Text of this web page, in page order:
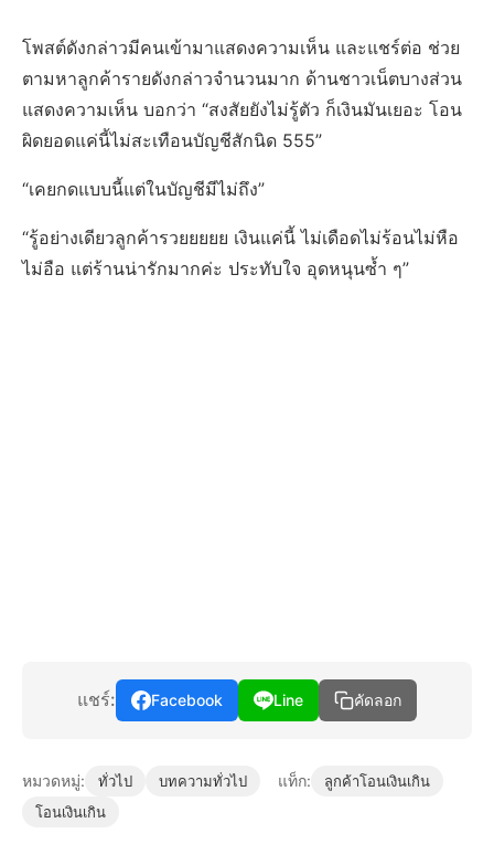
โพสต์ดังกล่าวมีคนเข้ามาแสดงความเห็น และแชร์ต่อ ช่วย
ตามหาลูกค้ารายดังกล่าวจำนวนมาก ด้านชาวเน็ตบางส่วน
แสดงความเห็น บอกว่า “สงสัยยังไม่รู้ตัว ก็เงินมันเยอะ โอน
ผิดยอดแค่นี้ไม่สะเทือนบัญชีสักนิด 555”
“เคยกดแบบนี้แต่ในบัญชีมีไม่ถึง”
“รู้อย่างเดียวลูกค้ารวยยยยย เงินแค่นี้ ไม่เดือดไม่ร้อนไม่หือ
ไม่อือ แต่ร้านน่ารักมากค่ะ ประทับใจ อุดหนุนซ้ำ ๆ”
แชร์: Facebook Line คัดลอก
หมวดหมู่: ทั่วไป บทความทั่วไป แท็ก:
ลูกค้าโอนเงินเกิน
โอนเงินเกิน